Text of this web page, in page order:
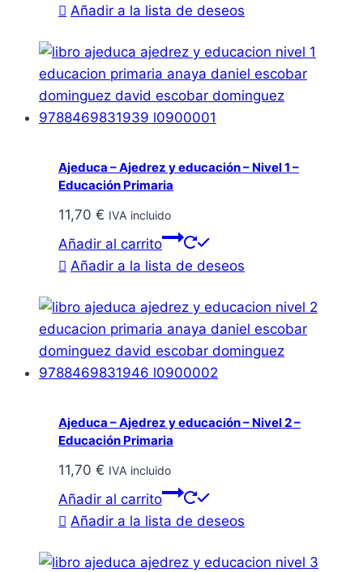
Añadir a la lista de deseos
Ajeduca – Ajedrez y educación – Nivel 1 –
Educación Primaria
11,70 € IVA incluido
Añadir al carrito
Añadir a la lista de deseos
Ajeduca – Ajedrez y educación – Nivel 2 –
Educación Primaria
11,70 € IVA incluido
Añadir al carrito
Añadir a la lista de deseos